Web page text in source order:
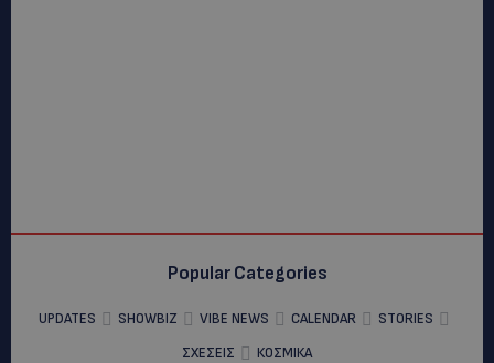
Popular Categories
UPDATES SHOWBIZ VIBE NEWS CALENDAR
STORIES
ΣΧΕΣΕΙΣ
ΚΟΣΜΙΚΑ